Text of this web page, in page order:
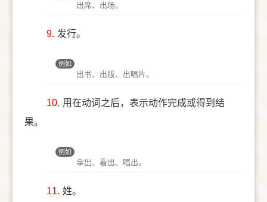
出席、出场。
9. 发行。
例如
出书、出版、出唱片。
10. 用在动词之后，表示动作完成或得到结
果。
例如
拿出、看出、唱出。
11. 姓。